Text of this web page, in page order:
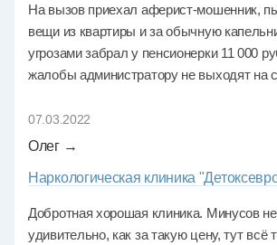
На вызов приехал аферист-мошенник,
вещи из квартиры и за обычную
угрозами забрал у пенсионерки 11 000
жалобы администратору не выходят на
07.03.2022
Олег →
Наркологическая клиника
Добротная хорошая клиника. Минусов
удивительно, как за такую цену, тут всё